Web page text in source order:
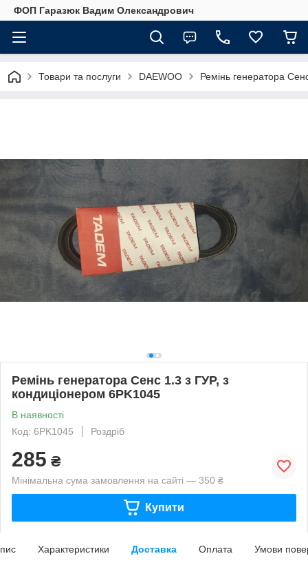
ФОП Гаразюк Вадим Олександрович
Товари та послуги DAEWOO Ремінь генератора
Ремінь генератора Сенс 1.3 з ГУР, з
кондиціонером 6PK1045
В наявності
Код: 6PK1045
Роздріб
285 ₴
Мінімальна сума замовлення на сайті — 350 ₴
Купити
Характеристики Доставка Оплата Умови